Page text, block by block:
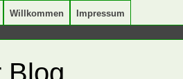
Willkommen Impressum
Blog